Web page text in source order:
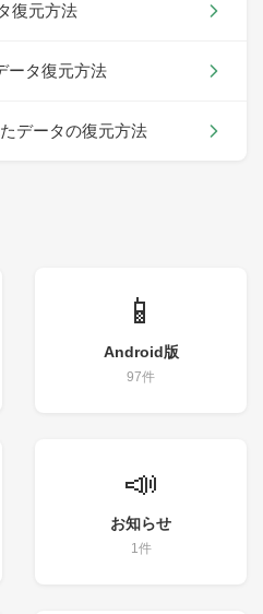
復元方法
ータ復元方法
データの復元方法
📱
Android版
97件
📣
お知らせ
1件